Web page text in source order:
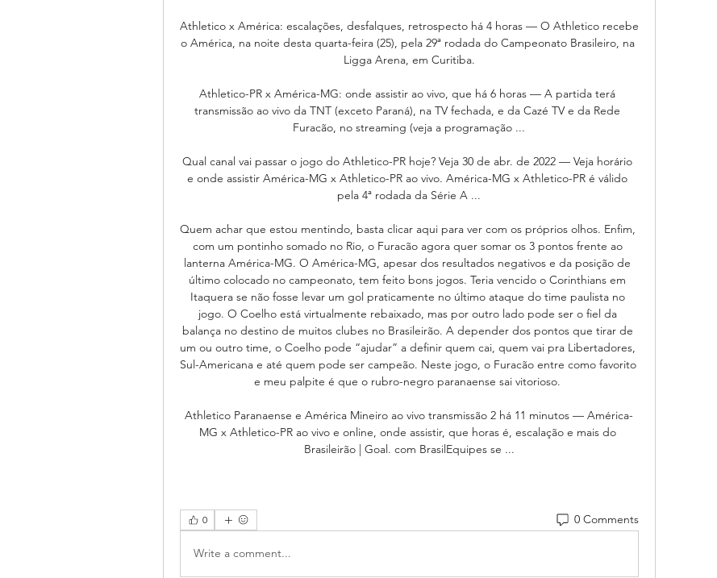
Athletico x América: escalações, desfalques, retrospecto há 4 horas — O Athletico recebe
o América, na noite desta quarta-feira (25), pela 29ª rodada do Campeonato Brasileiro, na
Ligga Arena, em Curitiba.
Athletico-PR x América-MG: onde assistir ao vivo, que há 6 horas — A partida terá
transmissão ao vivo da TNT (exceto Paraná), na TV fechada, e da Cazé TV e da Rede
Furacão, no streaming (veja a programação ...
Qual canal vai passar o jogo do Athletico-PR hoje? Veja 30 de abr. de 2022 — Veja horário
e onde assistir América-MG x Athletico-PR ao vivo. América-MG x Athletico-PR é válido
pela 4ª rodada da Série A ...
Quem achar que estou mentindo, basta clicar aqui para ver com os próprios olhos. Enfim,
com um pontinho somado no Rio, o Furacão agora quer somar os 3 pontos frente ao
lanterna América-MG. O América-MG, apesar dos resultados negativos e da posição de
último colocado no campeonato, tem feito bons jogos. Teria vencido o Corinthians em
Itaquera se não fosse levar um gol praticamente no último ataque do time paulista no
jogo. O Coelho está virtualmente rebaixado, mas por outro lado pode ser o fiel da
balança no destino de muitos clubes no Brasileirão. A depender dos pontos que tirar de
um ou outro time, o Coelho pode “ajudar” a definir quem cai, quem vai pra Libertadores,
Sul-Americana e até quem pode ser campeão. Neste jogo, o Furacão entre como favorito
e meu palpite é que o rubro-negro paranaense sai vitorioso.
Athletico Paranaense e América Mineiro ao vivo transmissão 2 há 11 minutos — América-
MG x Athletico-PR ao vivo e online, onde assistir, que horas é, escalação e mais do
Brasileirão | Goal. com BrasilEquipes se ...
0 0 Comments
Write a comment...